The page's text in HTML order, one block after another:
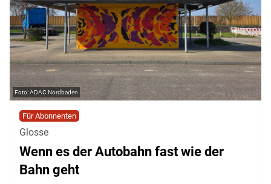
ADAC Nordbaden
Für Abonnenten
Glosse
Wenn es der Autobahn fast wie der
Bahn geht